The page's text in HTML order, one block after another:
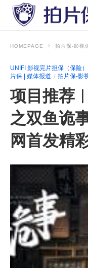
HOMEPAGE 拍片保-影视
UNIFI 影视完片担保（保险）
片保 | 媒体报道
拍片保-影
项目推荐
之双鱼诡
网首发精